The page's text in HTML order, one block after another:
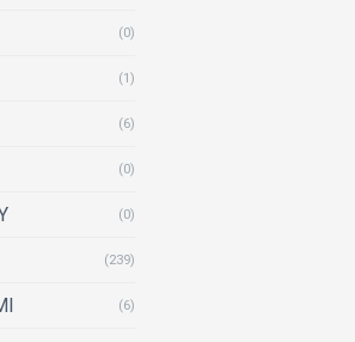
(0)
(1)
(6)
(0)
(0)
(239)
(6)